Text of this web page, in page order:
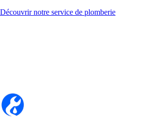
Découvrir notre service de plomberie